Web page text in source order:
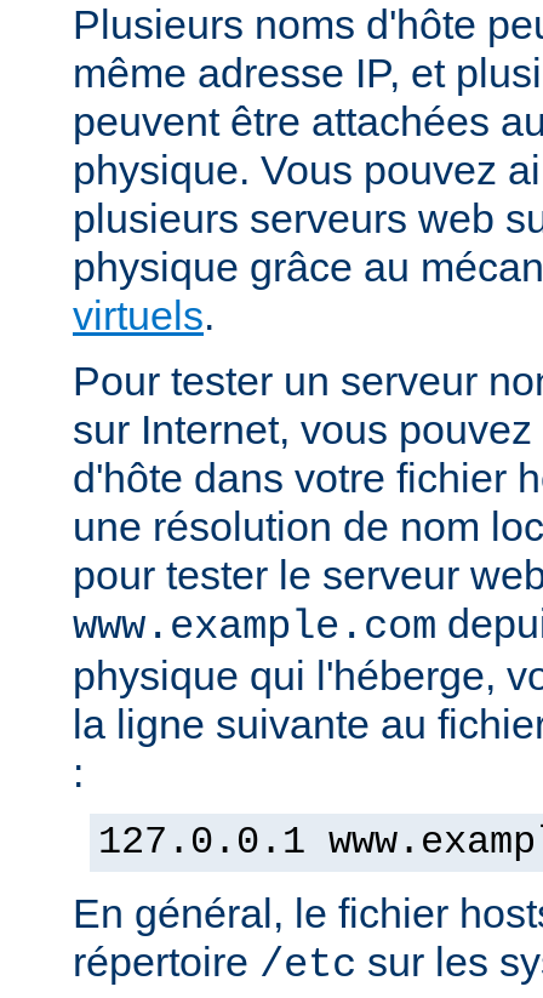
Plusieurs noms d'hôte
même adresse IP, et
peuvent être attachées
physique. Vous pouvez
plusieurs serveurs web
physique grâce au
virtuels.
Pour tester un serveur
sur Internet, vous
d'hôte dans votre fichier
une résolution de nom
pour tester le serveur
www.example.com
physique qui l'héberge,
la ligne suivante au
:
127.0.0.1
En général, le fichier
répertoire /etc sur les